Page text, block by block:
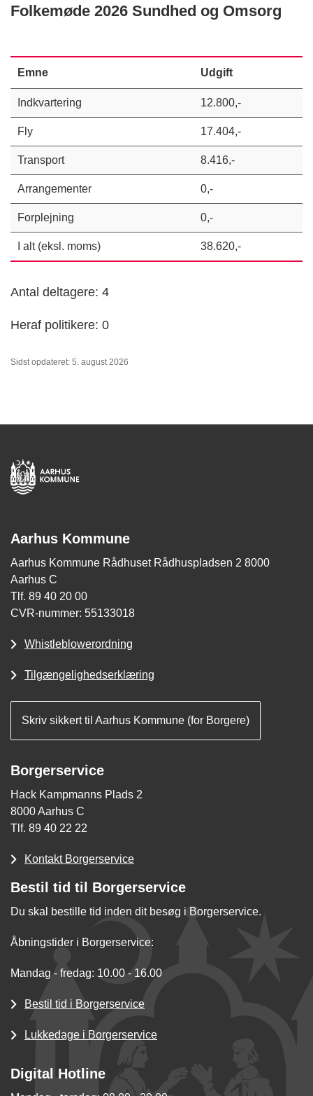
Folkemøde 2026 Sundhed og Omsorg
Emne Udgift
Indkvartering 12.800,-
Fly 17.404,-
Transport 8.416,-
Arrangementer 0,-
Forplejning 0,-
I alt (eksl. moms) 38.620,-
Antal deltagere: 4
Heraf politikere: 0
Sidst opdateret: 5. august 2026
Aarhus Kommune
Aarhus Kommune Rådhuset Rådhuspladsen 2 8000
Aarhus C
Tlf. 89 40 20 00
CVR-nummer: 55133018
Whistleblowerordning
Tilgængelighedserklæring
Skriv sikkert til Aarhus Kommune (for Borgere)
Borgerservice
Hack Kampmanns Plads 2
8000 Aarhus C
Tlf. 89 40 22 22
Kontakt Borgerservice
Bestil tid til Borgerservice
Du skal bestille tid inden dit besøg i Borgerservice.
Åbningstider i Borgerservice:
Mandag - fredag: 10.00 - 16.00
Bestil tid i Borgerservice
Lukkedage i Borgerservice
Digital Hotline